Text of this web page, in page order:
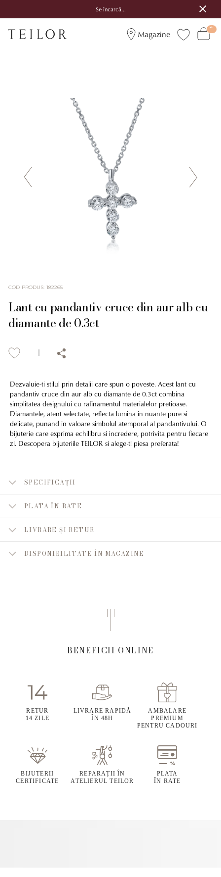
Se încarcă...
Magazine
COD PRODUS: 182265
Lant cu pandantiv cruce din aur alb cu
diamante de 0.3ct
Dezvaluie-ti stilul prin detalii care spun o poveste. Acest lant cu
pandantiv cruce din aur alb cu diamante de 0.3ct combina
simplitatea designului cu rafinamentul materialelor pretioase.
Diamantele, atent selectate, reflecta lumina in nuante pure si
delicate, punand in valoare simbolul atemporal al pandantivului. O
bijuterie care exprima echilibru si incredere, potrivita pentru fiecare
zi. Descopera bijuteriile TEILOR si alege-ti piesa preferata!
SPECIFICAȚII
PLATA ÎN RATE
LIVRARE ȘI RETUR
DISPONIBILITATE ÎN MAGAZINE
BENEFICII ONLINE
RETUR
14 ZILE
LIVRARE RAPIDĂ
ÎN 48H
AMBALARE
PREMIUM
PENTRU CADOURI
BIJUTERII
CERTIFICATE
REPARAȚII ÎN
ATELIERUL TEILOR
PLATA
ÎN RATE